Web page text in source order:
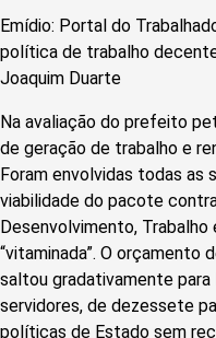
Emídio: Portal do
política de trabalho
Joaquim Duarte
Na avaliação do prefeito
de geração de trabalho e
Foram envolvidas todas as
viabilidade do pacote
Desenvolvimento,
“vitaminada”. O orçamento
saltou gradativamente para
servidores, de dezessete
políticas de Estado sem